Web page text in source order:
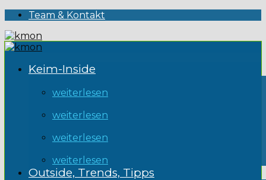
Team & Kontakt
Keim-Inside
weiterlesen
weiterlesen
weiterlesen
weiterlesen
Outside, Trends, Tipps